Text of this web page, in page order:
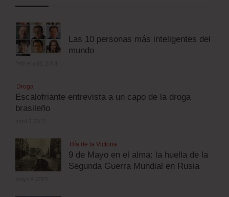
Las 10 personas más inteligentes del
mundo
Droga
Escalofriante entrevista a un capo de la droga
brasileño
Día de la Victoria
9 de Mayo en el alma: la huella de la
Segunda Guerra Mundial en Rusia